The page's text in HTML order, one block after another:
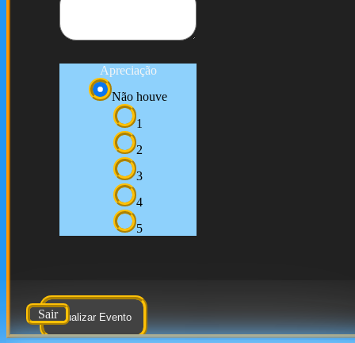
Apreciação
Não houve
1
2
3
4
5
Atualizar Evento
Sair